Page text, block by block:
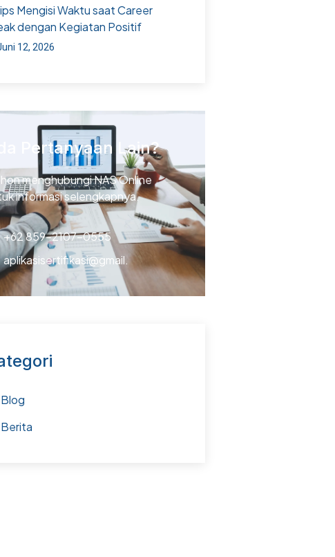
Mengisi Waktu saat Career
dengan Kegiatan Positif
12, 2026
Pertanyaan Lain?
menghubungi NAS Online
informasi selengkapnya.
+62 859-2107-0555
aplikasisertifikasi@gmail.
Blog
Berita